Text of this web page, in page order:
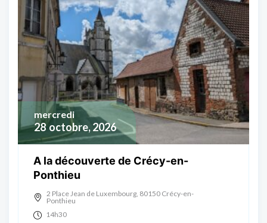
28 octobre, 2026
mercredi
A la découverte de Crécy-en-
Ponthieu
2 Place Jean de Luxembourg, 80150 Crécy-en-
Ponthieu
14h30